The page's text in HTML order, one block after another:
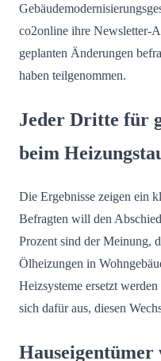
co2online ihre Newsletter-
geplanten Änderungen
haben teilgenommen.
Jeder Dritte für
beim
Die Ergebnisse zeigen ein
Befragten will den
Prozent sind der Meinung,
Ölheizungen in
Heizsysteme ersetzt
sich dafür aus, diesen
Hauseigentümer